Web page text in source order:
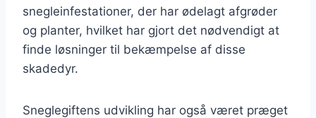
snegleinfestationer, der har ødelagt afgrøder
og planter, hvilket har gjort det nødvendigt at
finde løsninger til bekæmpelse af disse
skadedyr.
Sneglegiftens udvikling har også været præget